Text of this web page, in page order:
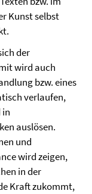
Kunst selbst
der
wird auch
bzw. eines
verlaufen,
in
auslösen.
und
wird zeigen,
in der
Kraft zukommt,